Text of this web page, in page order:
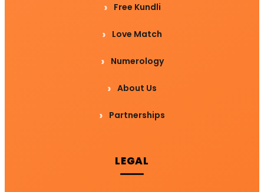
Free Kundli
Love Match
Numerology
About Us
Partnerships
LEGAL